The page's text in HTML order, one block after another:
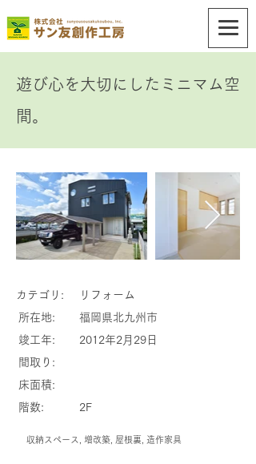
遊び心を大切にしたミニマム空
間。
カテゴリ:
リフォーム
所在地:
福岡県北九州市
竣工年:
2012年2月29日
間取り:
床面積:
階数:
2F
収納スペース, 増改築, 屋根裏, 造作家具